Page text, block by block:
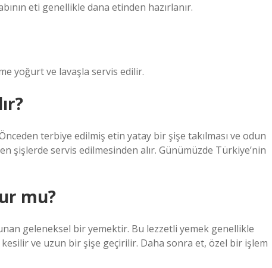
eti genellikle dana etinden hazırlanır.
yoğurt ve lavaşla servis edilir.
terbiye edilmiş etin yatay bir şişe takılması ve odun
şişlerde servis edilmesinden alır. Günümüzde Türkiye’nin
mu?
geleneksel bir yemektir. Bu lezzetli yemek genellikle
ve uzun bir şişe geçirilir. Daha sonra et, özel bir işlem